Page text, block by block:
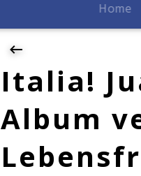
Home
Italia!
Album